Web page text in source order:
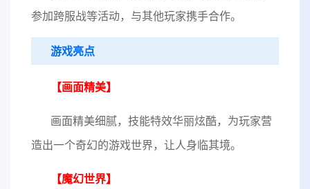
参加跨服战等活动，与其他玩家携手合作。
游戏亮点
【画面精美】
画面精美细腻，技能特效华丽炫酷，为玩家营
造出一个奇幻的游戏世界，让人身临其境。
【魔幻世界】